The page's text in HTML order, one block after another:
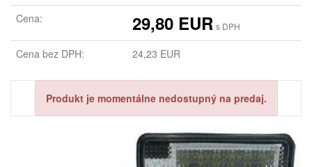
Cena:
29,80 EUR s DPH
Cena bez DPH: 24,23 EUR
Produkt je momentálne nedostupný na predaj.